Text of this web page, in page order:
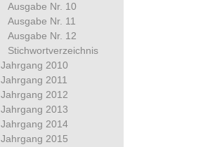
Ausgabe Nr. 10
Ausgabe Nr. 11
Ausgabe Nr. 12
Stichwortverzeichnis
Jahrgang 2010
Jahrgang 2011
Jahrgang 2012
Jahrgang 2013
Jahrgang 2014
Jahrgang 2015